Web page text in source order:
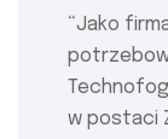
“Jako
w postaci